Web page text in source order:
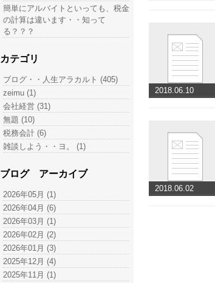
2018.06.10
2018.06.02
簡単にアルバイトといっても、税金
の計算は違います・・知って
る？？？
カテゴリ
ブログ・・人生アラカルト (405)
zeimu (1)
会社経営 (31)
無題 (10)
税務会計 (6)
雑談しよう・・ヨ。 (1)
ブログ アーカイブ
2026年05月 (1)
2026年04月 (6)
2026年03月 (1)
2026年02月 (2)
2026年01月 (3)
2025年12月 (4)
2025年11月 (1)